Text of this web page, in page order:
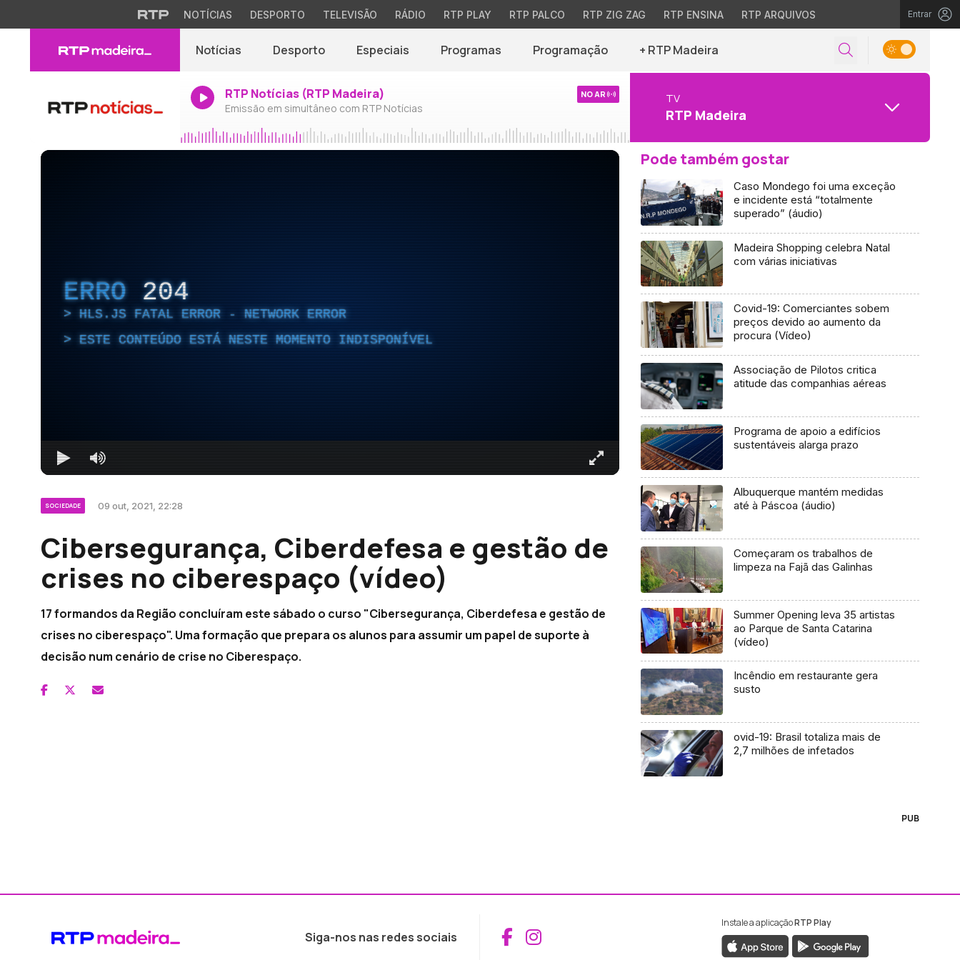
NOTÍCIAS DESPORTO TELEVISÃO RÁDIO RTP PLAY RTP PALCO RTP ZIG ZAG RTP ENSINA RTP ARQUIVOS Entrar
Notícias Desporto Especiais Programas Programação + RTP Madeira
RTP Notícias (RTP Madeira)
Emissão em simultâneo com RTP Notícias
NO AR TV
RTP Madeira
ERRO 204
HLS.JS FATAL ERROR - NETWORK ERROR
ESTE CONTEÚDO ESTÁ NESTE MOMENTO INDISPONÍVEL
SOCIEDADE 09 out, 2021, 22:28
Cibersegurança, Ciberdefesa e gestão de
crises no ciberespaço (vídeo)
17 formandos da Região concluíram este sábado o curso "Cibersegurança, Ciberdefesa e gestão de
crises no ciberespaço". Uma formação que prepara os alunos para assumir um papel de suporte à
decisão num cenário de crise no Ciberespaço.
Pode também gostar
Caso Mondego foi uma exceção
e incidente está “totalmente
superado” (áudio)
Madeira Shopping celebra Natal
com várias iniciativas
Covid-19: Comerciantes sobem
preços devido ao aumento da
procura (Vídeo)
Associação de Pilotos critica
atitude das companhias aéreas
Programa de apoio a edifícios
sustentáveis alarga prazo
Albuquerque mantém medidas
até à Páscoa (áudio)
Começaram os trabalhos de
limpeza na Fajã das Galinhas
Summer Opening leva 35 artistas
ao Parque de Santa Catarina
(vídeo)
Incêndio em restaurante gera
susto
ovid-19: Brasil totaliza mais de
2,7 milhões de infetados
PUB
Siga-nos nas redes sociais Aceder ao Facebook da RTP Madeira
Aceder ao Instagram da RTP Madeira
Instale a aplicaçãoRTP Play